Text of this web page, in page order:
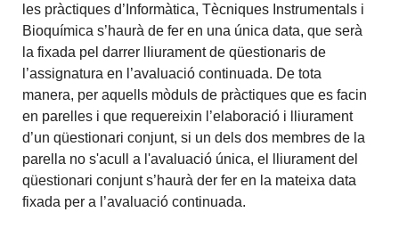
les pràctiques d’Informàtica, Tècniques Instrumentals i
Bioquímica s’haurà de fer en una única data, que serà
la fixada pel darrer lliurament de qüestionaris de
l’assignatura en l’avaluació continuada. De tota
manera, per aquells mòduls de pràctiques que es facin
en parelles i que requereixin l’elaboració i lliurament
d’un qüestionari conjunt, si un dels dos membres de la
parella no s'acull a l'avaluació única, el lliurament del
qüestionari conjunt s’haurà der fer en la mateixa data
fixada per a l’avaluació continuada.